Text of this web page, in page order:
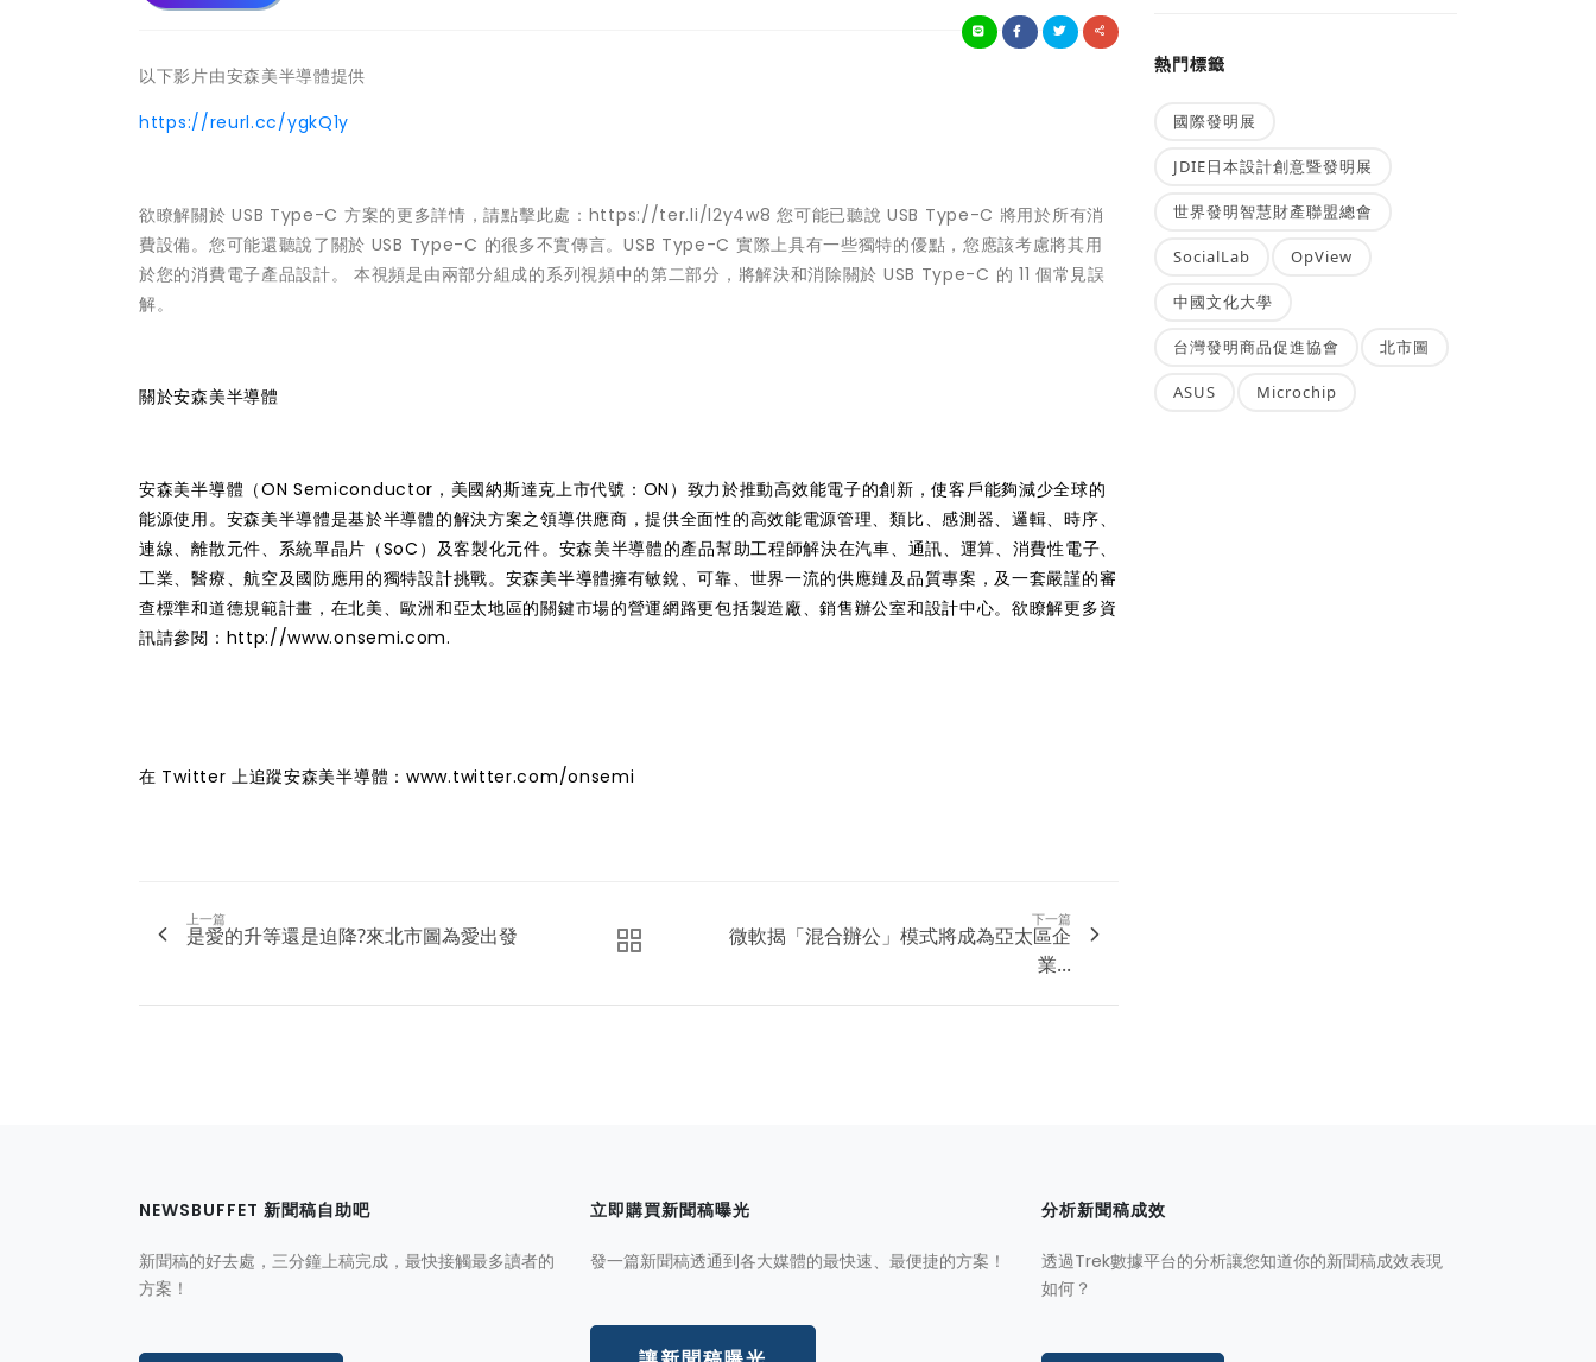
以下影片由安森美半導體提供
https://reurl.cc/ygkQ1y
欲瞭解關於 USB Type-C 方案的更多詳情，請點擊此處：https://ter.li/l2y4w8 您可能已聽說 USB Type-C 將用於所有消
費設備。您可能還聽說了關於 USB Type-C 的很多不實傳言。USB Type-C 實際上具有一些獨特的優點，您應該考慮將其用
於您的消費電子產品設計。 本視頻是由兩部分組成的系列視頻中的第二部分，將解決和消除關於 USB Type-C 的 11 個常見誤
解。
關於安森美半導體
安森美半導體（ON Semiconductor，美國納斯達克上市代號：ON）致力於推動高效能電子的創新，使客戶能夠減少全球的
能源使用。安森美半導體是基於半導體的解決方案之領導供應商，提供全面性的高效能電源管理、類比、感測器、邏輯、時序、
連線、離散元件、系統單晶片（SoC）及客製化元件。安森美半導體的產品幫助工程師解決在汽車、通訊、運算、消費性電子、
工業、醫療、航空及國防應用的獨特設計挑戰。安森美半導體擁有敏銳、可靠、世界一流的供應鏈及品質專案，及一套嚴謹的審
查標準和道德規範計畫，在北美、歐洲和亞太地區的關鍵市場的營運網路更包括製造廠、銷售辦公室和設計中心。欲瞭解更多資
訊請參閱：http://www.onsemi.com.
在 Twitter 上追蹤安森美半導體：www.twitter.com/onsemi
上一篇
是愛的升等還是迫降?來北市圖為愛出發
下一篇
微軟揭「混合辦公」模式將成為亞太區企
業...
熱門標籤
國際發明展
JDIE日本設計創意暨發明展
世界發明智慧財產聯盟總會
SocialLab OpView
中國文化大學
台灣發明商品促進協會 北市圖
ASUS Microchip
NEWSBUFFET 新聞稿自助吧
新聞稿的好去處，三分鐘上稿完成，最快接觸最多讀者的
方案！
立即購買新聞稿曝光
發一篇新聞稿透通到各大媒體的最快速、最便捷的方案！
分析新聞稿成效
透過Trek數據平台的分析讓您知道你的新聞稿成效表現
如何？